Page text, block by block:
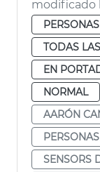
modificado
TODAS
EN
NORMAL
AARÓN
SENSORS